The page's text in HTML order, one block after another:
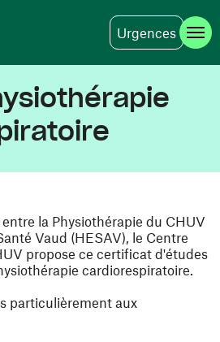
Urgences
la Physiothérapie du CHUV
Vaud (HESAV), le Centre
propose ce certificat d'études
cardiorespiratoire.
particulièrement aux